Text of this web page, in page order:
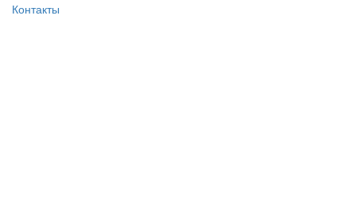
Контакты